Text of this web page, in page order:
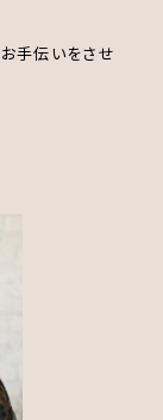
手伝いをさせ